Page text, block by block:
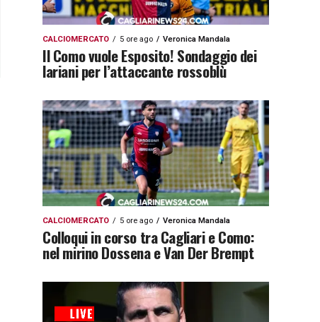
CALCIOMERCATO 5 ore ago Veronica Mandala
Il Como vuole Esposito! Sondaggio dei
lariani per l’attaccante rossoblù
CALCIOMERCATO 5 ore ago Veronica Mandala
Colloqui in corso tra Cagliari e Como:
nel mirino Dossena e Van Der Brempt